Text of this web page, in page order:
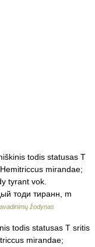
todis statusas T
mirandae;
tyrant vok.
тоди тиранн, m
žodynas
todis statusas T sritis
mirandae;